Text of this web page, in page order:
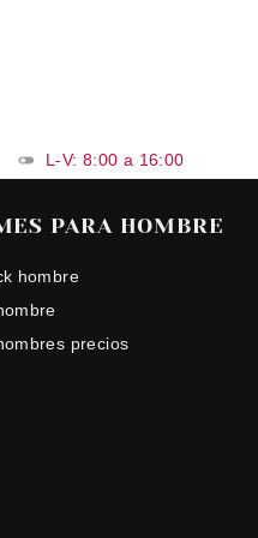
L-V: 8:00 a 16:00
PARA HOMBRE
hombre
precios